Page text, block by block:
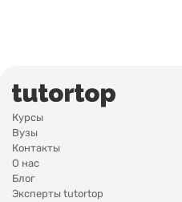
Курсы
Вузы
Контакты
О нас
Блог
Эксперты tutortop